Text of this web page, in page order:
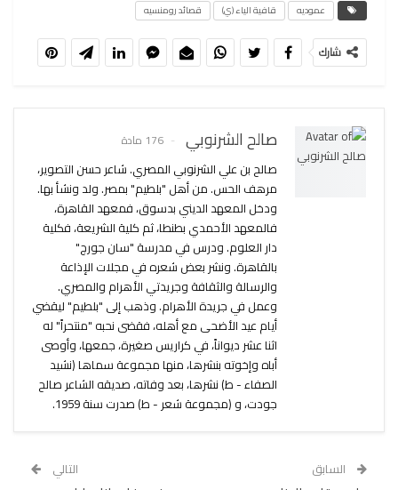
عموديه قافية الياء (ي) قصائد رومنسيه
شارك
صالح الشرنوبي 176 مادة
صالح بن علي الشرنوبي المصري. شاعر حسن التصوير،
مرهف الحس. من أهل "بلطيم" بمصر. ولد ونشأ بها.
ودخل المعهد الديني بدسوق، فمعهد القاهرة،
فالمعهد الأحمدي بطنطا، ثم كلية الشريعة، فكلية
دار العلوم. ودرس في مدرسة "سان جورج"
بالقاهرة. ونشر بعض شعره في مجلات الإذاعة
والرسالة والثقافة وجريدتي الأهرام والمصري.
وعمل في جريدة الأهرام. وذهب إلى "بلطيم" ليقضي
أيام عيد الأضحى مع أهله، فقضى نحبه "منتحراً" له
اثنا عشر ديواناً، في كراريس صغيرة، جمعها، وأوصى
أباه وإخوته بنشرها، منها مجموعة سماها (نشيد
الصفاء - ط) نشرها، بعد وفاته، صديقه الشاعر صالح
جودت، و (مجموعة شعر - ط) صدرت سنة 1959.
السابق التالي